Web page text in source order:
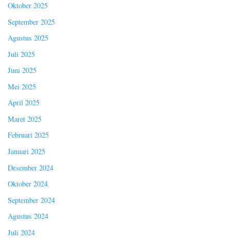
Oktober 2025
September 2025
Agustus 2025
Juli 2025
Juni 2025
Mei 2025
April 2025
Maret 2025
Februari 2025
Januari 2025
Desember 2024
Oktober 2024
September 2024
Agustus 2024
Juli 2024